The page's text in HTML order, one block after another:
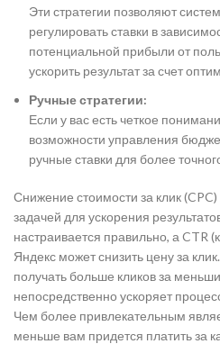
Эти стратегии позволяют
регулировать ставки в
потенциальной прибыли от
ускорить результат за счет
Ручные стратегии:
Если у вас есть четкое
возможности управления
ручные ставки для более
Снижение стоимости за клик
задачей для ускорения
настраивается правильно, а CTR
Яндекс может снизить цену за
получать больше кликов за
непосредственно ускоряет
Чем более привлекательным
меньше вам придется платить за